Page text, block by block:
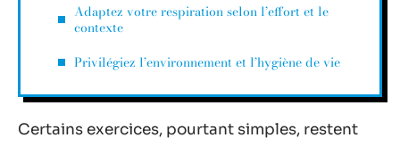
Adaptez votre respiration selon l’effort et le
contexte
Privilégiez l’environnement et l’hygiène de vie
Certains exercices, pourtant simples, restent